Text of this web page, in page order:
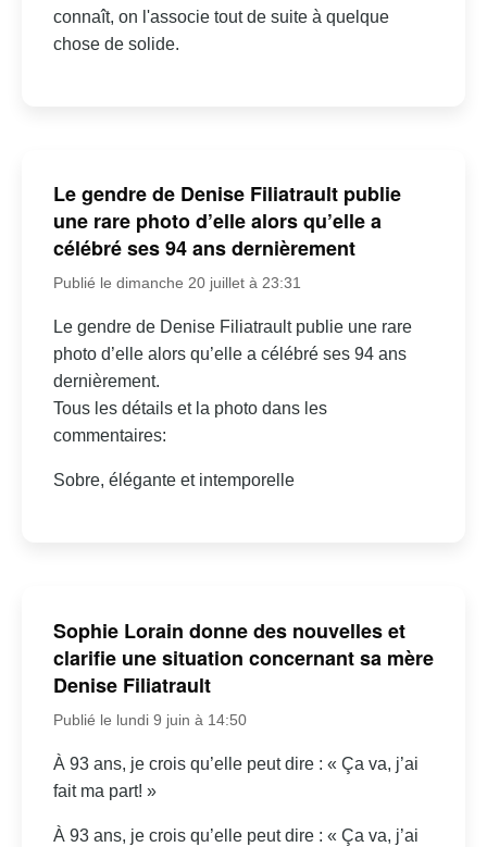
connaît, on l'associe tout de suite à quelque
chose de solide.
Le gendre de Denise Filiatrault publie
une rare photo d’elle alors qu’elle a
célébré ses 94 ans dernièrement
Publié le dimanche 20 juillet à 23:31
Le gendre de Denise Filiatrault publie une rare
photo d’elle alors qu’elle a célébré ses 94 ans
dernièrement.
Tous les détails et la photo dans les
commentaires:
Sobre, élégante et intemporelle
Sophie Lorain donne des nouvelles et
clarifie une situation concernant sa mère
Denise Filiatrault
Publié le lundi 9 juin à 14:50
À 93 ans, je crois qu’elle peut dire : « Ça va, j’ai
fait ma part! »
À 93 ans, je crois qu’elle peut dire : « Ça va, j’ai